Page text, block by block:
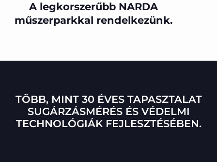
A legkorszerűbb NARDA
műszerparkkal rendelkezünk.
TÖBB, MINT 30 ÉVES TAPASZTALAT
SUGÁRZÁSMÉRÉS ÉS VÉDELMI
TECHNOLÓGIÁK FEJLESZTÉSÉBEN.